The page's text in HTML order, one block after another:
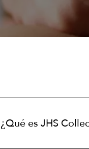
¿Qué es JHS